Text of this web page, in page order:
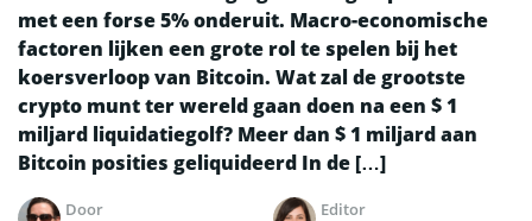
met een forse 5% onderuit. Macro-economische
factoren lijken een grote rol te spelen bij het
koersverloop van Bitcoin. Wat zal de grootste
crypto munt ter wereld gaan doen na een $ 1
miljard liquidatiegolf? Meer dan $ 1 miljard aan
Bitcoin posities geliquideerd In de […]
Door
Editor